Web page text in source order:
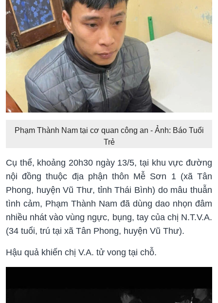
Phạm Thành Nam tại cơ quan công an - Ảnh: Báo Tuổi
Trẻ
Cụ thể, khoảng 20h30 ngày 13/5, tại khu vực đường
nội đồng thuộc địa phận thôn Mễ Sơn 1 (xã Tân
Phong, huyện Vũ Thư, tỉnh Thái Bình) do mâu thuẫn
tình cảm, Phạm Thành Nam đã dùng dao nhọn đâm
nhiều nhát vào vùng ngực, bụng, tay của chị N.T.V.A.
(34 tuổi, trú tại xã Tân Phong, huyện Vũ Thư).
Hậu quả khiến chị V.A. tử vong tại chỗ.